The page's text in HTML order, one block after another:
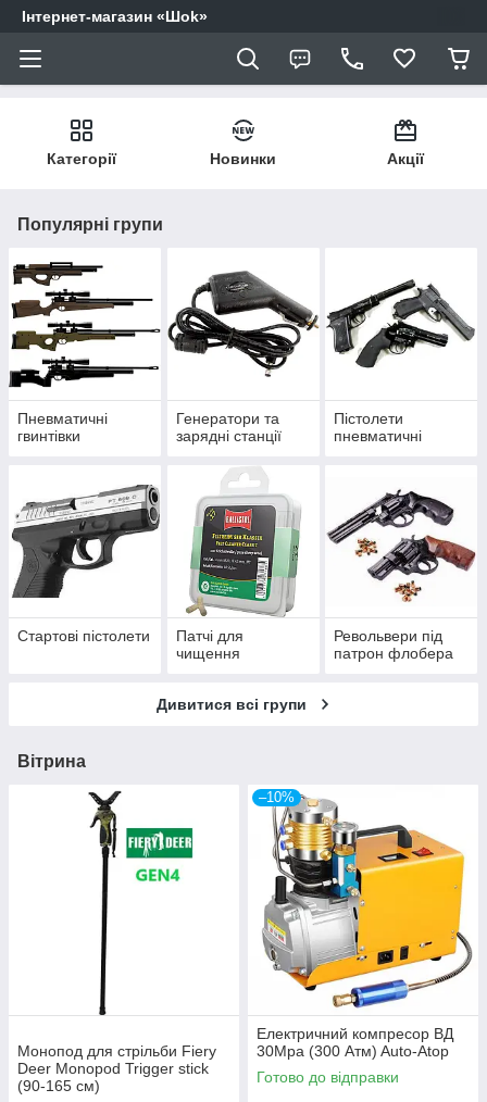
Інтернет-магазин «Шоk»
Категорії Новинки Акції
Популярні групи
Пневматичні
гвинтівки
Генератори та
зарядні станції
Пістолети
пневматичні
Стартові пістолети
Патчі для
чищення
Револьвери під
патрон флобера
Дивитися всі групи
Вітрина
Монопод для стрільби Fiery
Deer Monopod Trigger stick
(90-165 см)
–10%
Електричний компресор ВД
30Mpa (300 Атм) Auto-Atop
Готово до відправки